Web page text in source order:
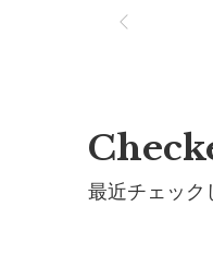
最近チェック